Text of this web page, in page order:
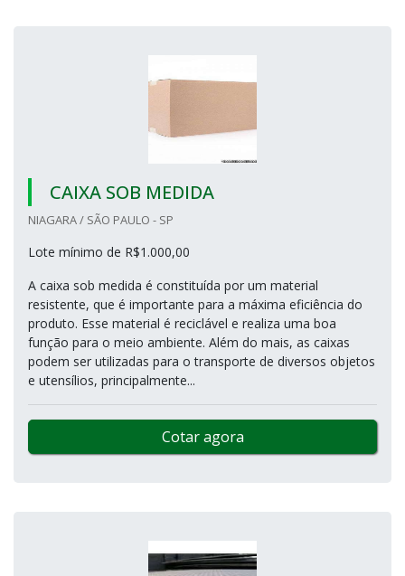
CAIXA SOB MEDIDA
NIAGARA / SÃO PAULO - SP
Lote mínimo de R$1.000,00
A caixa sob medida é constituída por um material
resistente, que é importante para a máxima eficiência do
produto. Esse material é reciclável e realiza uma boa
função para o meio ambiente. Além do mais, as caixas
podem ser utilizadas para o transporte de diversos objetos
e utensílios, principalmente...
Cotar agora